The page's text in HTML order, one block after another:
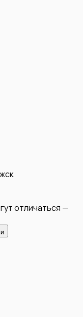
отличаться —